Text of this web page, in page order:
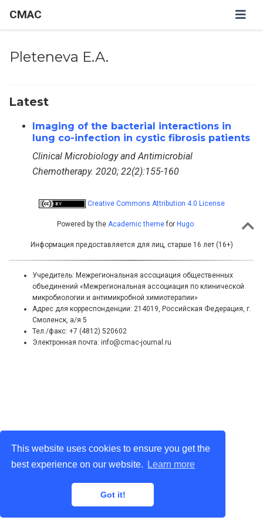
This website uses cookies to ensure you get the
best experience on our website.
Learn more
Got it!
CMAC
Pleteneva E.A.
Latest
Imaging of the bacterial interactions in
lung co-infection in cystic fibrosis patients
Clinical Microbiology and Antimicrobial
Chemotherapy. 2020; 22(2):155-160
Creative Commons Attribution 4.0 License
Powered by the Academic themefor Hugo
Информация предоставляется для лиц, старше 16 лет (16+)
Учредитель: Межрегиональная ассоциация общественных
объединений «Межрегиональная ассоциация по клинической
микробиологии и антимикробной химиотерапии»
Адрес для корреспонденции: 214019, Российская Федерация, г.
Смоленск, а/я 5
Тел./факс: +7 (4812) 520602
Электронная почта: info@cmac-journal.ru